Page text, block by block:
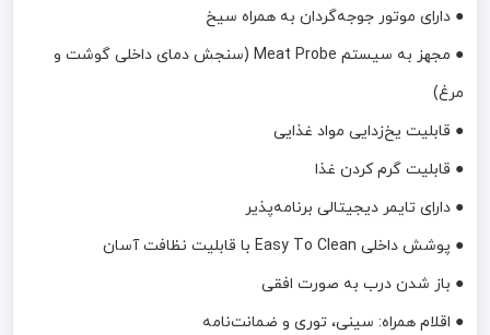
● دارای موتور جوجه‌گردان به همراه سیخ
● مجهز به سیستم Meat Probe (سنجش دمای داخلی گوشت و
مرغ)
● قابلیت یخ‌زدایی مواد غذایی
● قابلیت گرم کردن غذا
● دارای تایمر دیجیتالی برنامه‌پذیر
● پوشش داخلی Easy To Clean با قابلیت نظافت آسان
● باز شدن درب به صورت افقی
● اقلام همراه: سینی، توری و ضمانت‌نامه